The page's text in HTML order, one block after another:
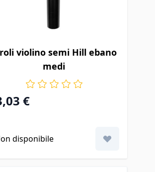
prodotto
violino semi Hill ebano
medi
€
disponibile